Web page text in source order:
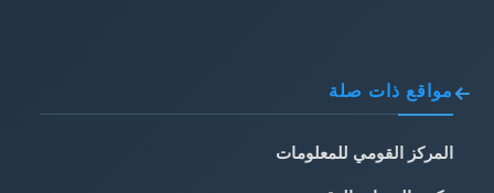
مواقع ذات صلة
المركز القومي للمعلومات